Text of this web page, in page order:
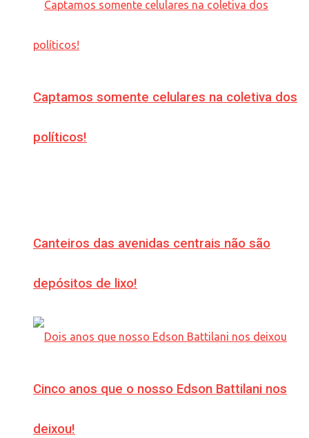
Captamos somente celulares na coletiva dos
políticos!
Canteiros das avenidas centrais não são
depósitos de lixo!
Cinco anos que o nosso Edson Battilani nos
deixou!